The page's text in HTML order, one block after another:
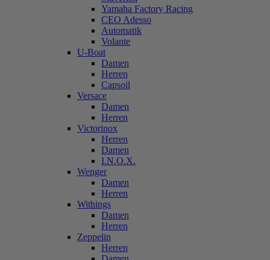
Yamaha Factory Racing
CEO Adesso
Automatik
Volante
U-Boat
Damen
Herren
Capsoil
Versace
Damen
Herren
Victorinox
Herren
Damen
I.N.O.X.
Wenger
Damen
Herren
Withings
Damen
Herren
Zeppelin
Herren